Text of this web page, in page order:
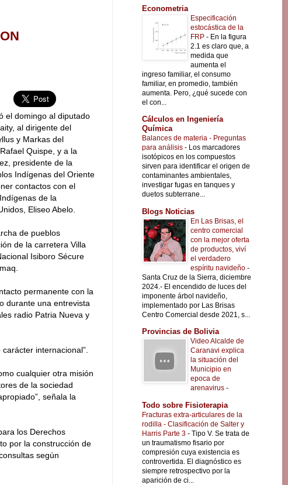
el domingo al diputado
al dirigente del
y Markas del
Quispe, y a la
presidente de la
Indígenas del Oriente
contactos con el
de la
Eliseo Abelo.
de pueblos
de la carretera Villa
Isiboro Sécure
permanente con la
durante una entrevista
radio Patria Nueva y
internacional”.
cualquier otra misión
de la sociedad
señala la
los Derechos
por la construcción de
según
Econometria
Especificación
estocástica de la
FRP - En la figura
2.1 es claro que, a
medida que
aumenta el
ingreso familiar, el consumo
familiar, en promedio, también
aumenta. Pero, ¿qué sucede con
el con...
Cálculos en Ingeniería
Química
Balances de materia - Preguntas
para análisis - Los marcadores
isotópicos en los compuestos
sirven para identificar el origen de
contaminantes ambientales,
investigar fugas en tanques y
duetos subterrane...
Blogs Noticias
En Las Brisas, el
centro comercial
con la mejor oferta
de productos, viví
el verdadero
espíritu navideño -
Santa Cruz de la Sierra, diciembre
2024.- El encendido de luces del
imponente árbol navideño,
implementado por Las Brisas
Centro Comercial desde 2021, s...
Provincias de Bolivia
Video Alcalde de
Caranavi explica
la situación del
Municipio en
epoca de
arenavirus -
Todo sobre Fisioterapia
Fracturas extra-articulares de la
rodilla - Clasificación de Salter y
Harris Parte 3 - Tipo V. Se trata de
un traumatismo fisario por
compresión cuya existencia es
controvertida. El diagnóstico es
siempre retrospectivo por la
aparición de ci...